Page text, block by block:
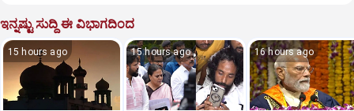
ಇನ್ನಷ್ಟು ಸುದ್ದಿ ಈ ವಿಭಾಗದಿಂದ
15 hours ago 15 hours ago 16 hours ago